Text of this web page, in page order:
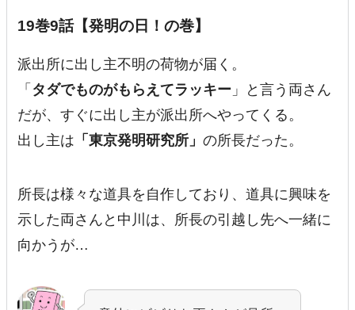
19巻9話【発明の日！の巻】
派出所に出し主不明の荷物が届く。
「 タダでものがもらえてラッキー 」と言う両さん
だが、すぐに出し主が派出所へやってくる。
出し主は 「東京発明研究所」の所長だった。
所長は様々な道具を自作しており、道具に興味を
示した両さんと中川は、所長の引越し先へ一緒に
向かうが…